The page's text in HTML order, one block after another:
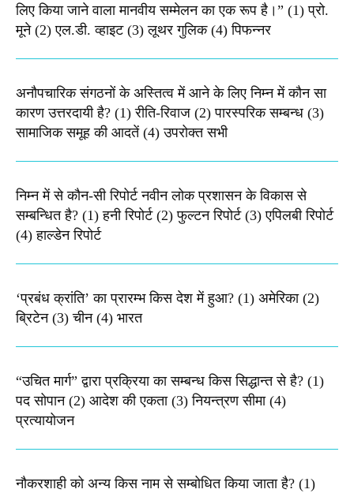
लिए किया जाने वाला मानवीय सम्मेलन का एक रूप है।” (1) प्रो.
मूने (2) एल.डी. व्हाइट (3) लूथर गुलिक (4) पिफन्नर
अनौपचारिक संगठनों के अस्तित्व में आने के लिए निम्न में कौन सा
कारण उत्तरदायी है? (1) रीति-रिवाज (2) पारस्परिक सम्बन्ध (3)
सामाजिक समूह की आदतें (4) उपरोक्त सभी
निम्न में से कौन-सी रिपोर्ट नवीन लोक प्रशासन के विकास से
सम्बन्धित है? (1) हनी रिपोर्ट (2) फुल्टन रिपोर्ट (3) एपिलबी रिपोर्ट
(4) हाल्डेन रिपोर्ट
‘प्रबंध क्रांति’ का प्रारम्भ किस देश में हुआ? (1) अमेरिका (2)
ब्रिटेन (3) चीन (4) भारत
“उचित मार्ग” द्वारा प्रक्रिया का सम्बन्ध किस सिद्धान्त से है? (1)
पद सोपान (2) आदेश की एकता (3) नियन्त्रण सीमा (4)
प्रत्यायोजन
नौकरशाही को अन्य किस नाम से सम्बोधित किया जाता है? (1)